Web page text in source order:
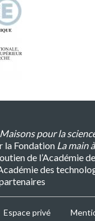
Maisons pour la
la Fondation La main
de l’Académie
des
Espace privé